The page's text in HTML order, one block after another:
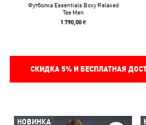
Футболка Essentials Boxy Relaxed
Tee Men
1 790,00 ₴
СКИДКА 5%И БЕСПЛАТНАЯ
НОВИНКА